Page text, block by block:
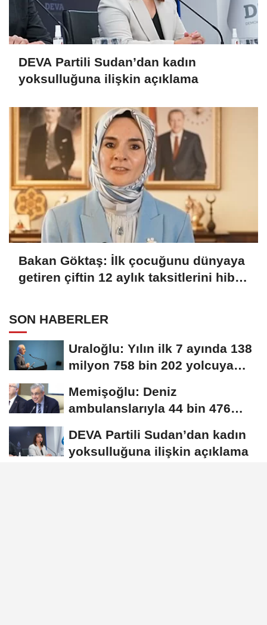
DEVA Partili Sudan’dan kadın
yoksulluğuna ilişkin açıklama
Bakan Göktaş: İlk çocuğunu dünyaya
getiren çiftin 12 aylık taksitlerini hibe
SON HABERLER
Uraloğlu: Yılın ilk 7 ayında 138
milyon 758 bin 202 yolcuya
Memişoğlu: Deniz
ambulanslarıyla 44 bin 476
DEVA Partili Sudan’dan kadın
yoksulluğuna ilişkin açıklama